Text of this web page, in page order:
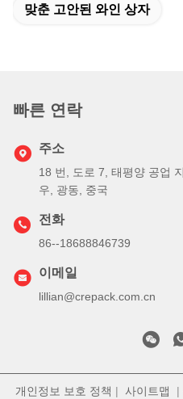
맞춘 고안된 와인 상자
빠른 연락
주소
18 번, 도로 7, 태평양 공업
우, 광동, 중국
전화
86--18688846739
이메일
lillian@crepack.com.cn
개인정보 보호 정책 | 사이트맵 |